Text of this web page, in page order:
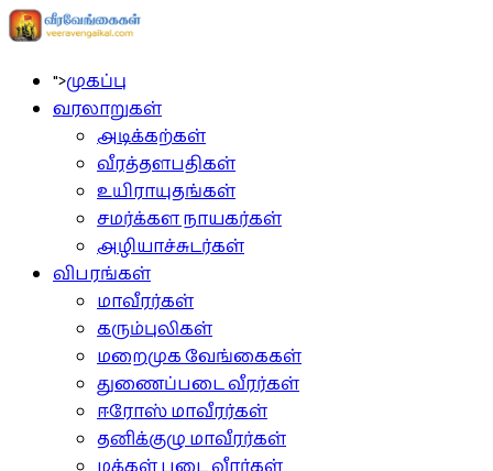
">முகப்பு
வரலாறுகள்
அடிக்கற்கள்
வீரத்தளபதிகள்
உயிராயுதங்கள்
சமர்க்கள நாயகர்கள்
அழியாச்சுடர்கள்
விபரங்கள்
மாவீரர்கள்
கரும்புலிகள்
மறைமுக வேங்கைகள்
துணைப்படை வீரர்கள்
ஈரோஸ் மாவீரர்கள்
தனிக்குழு மாவீரர்கள்